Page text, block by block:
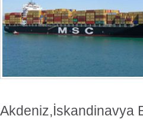
Akdeniz,İskandinavya